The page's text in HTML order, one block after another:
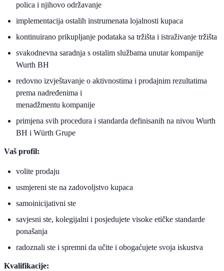
polica i njihovo održavanje
implementacija ostalih instrumenata lojalnosti kupaca
kontinuirano prikupljanje podataka sa tržišta i istraživanje tržišta
svakodnevna saradnja s ostalim službama unutar kompanije
Wurth BH
redovno izvještavanje o aktivnostima i prodajnim rezultatima
prema nadređenima i
menadžmentu kompanije
primjena svih procedura i standarda definisanih na nivou Wurth
BH i Würth Grupe
Vaš profil:
volite prodaju
usmjereni ste na zadovoljstvo kupaca
samoinicijativni ste
savjesni ste, kolegijalni i posjedujete visoke etičke standarde
ponašanja
radoznali ste i spremni da učite i obogaćujete svoja iskustva
Kvalifikacije: